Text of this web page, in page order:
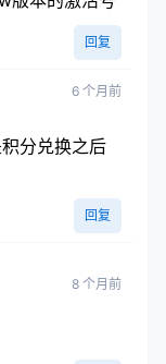
回复
6 个月前
分兑换之后
回复
8 个月前